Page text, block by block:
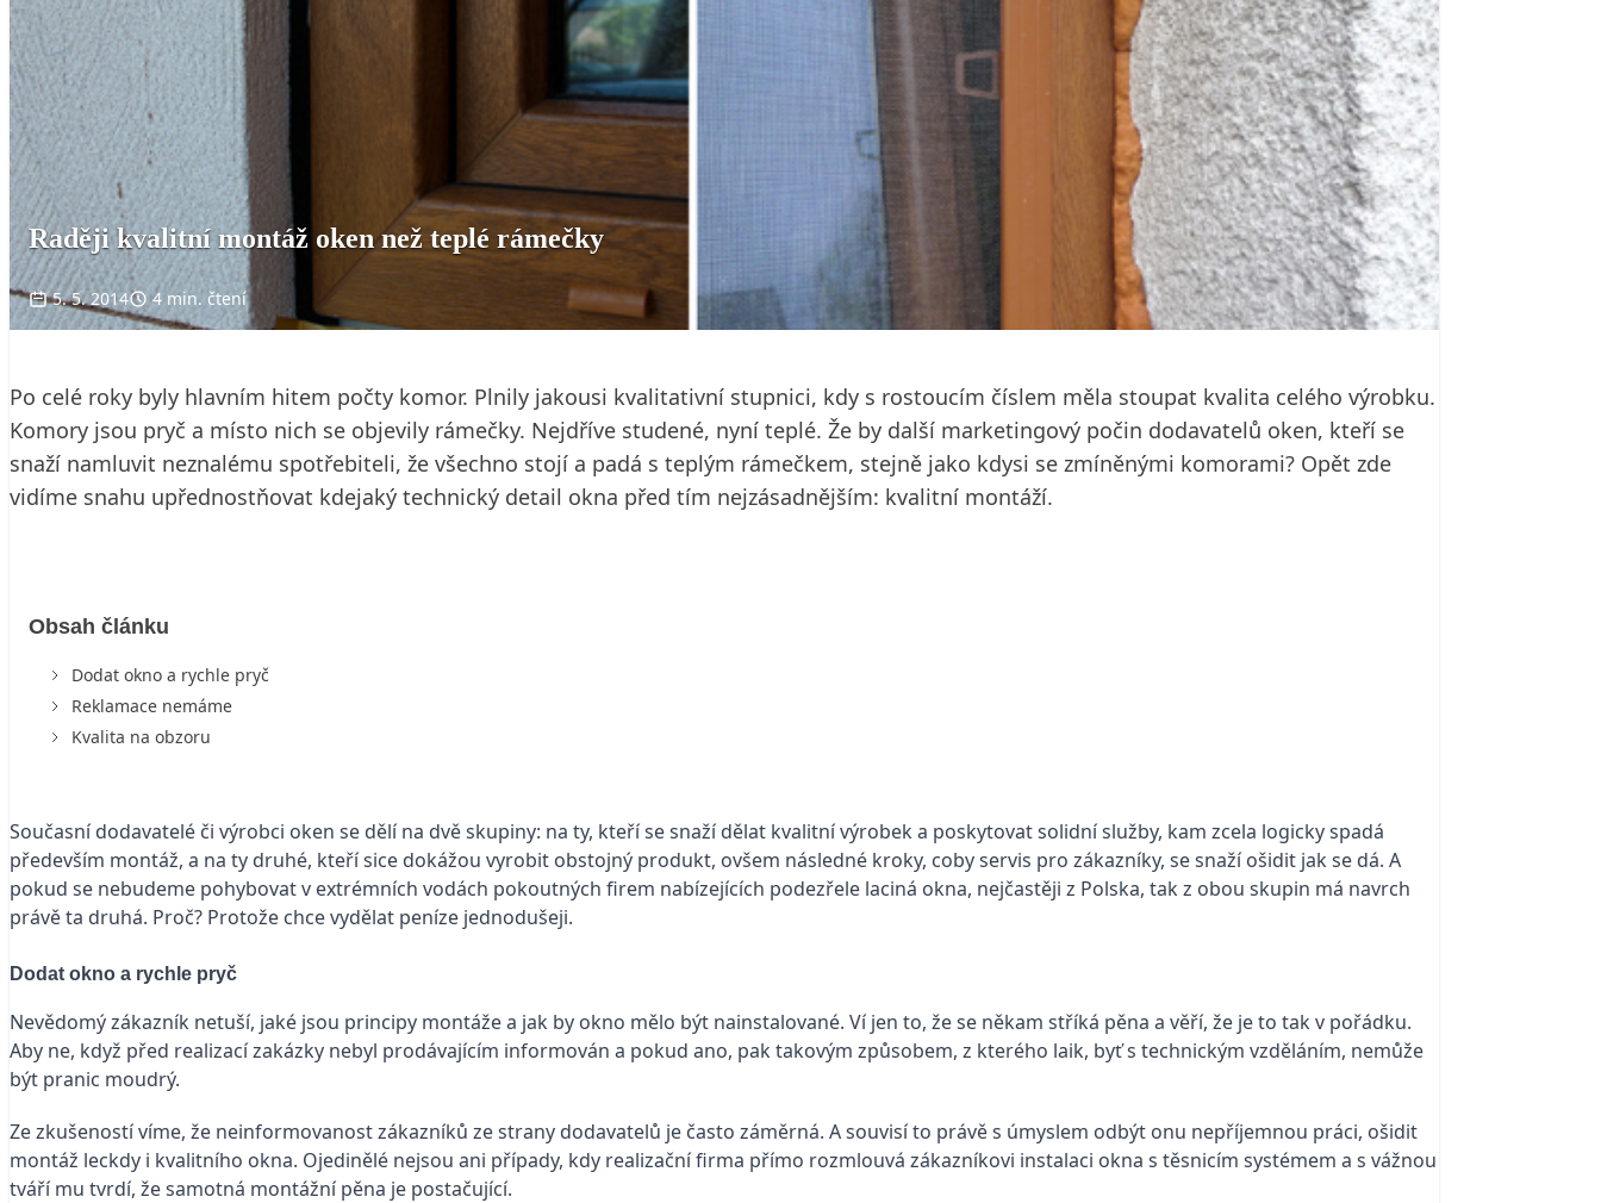
Raději kvalitní montáž oken než teplé rámečky
5. 5. 2014 4 min. čtení
Po celé roky byly hlavním hitem počty komor. Plnily jakousi kvalitativní stupnici, kdy s rostoucím číslem měla stoupat kvalita celého výrobku.
Komory jsou pryč a místo nich se objevily rámečky. Nejdříve studené, nyní teplé. Že by další marketingový počin dodavatelů oken, kteří se
snaží namluvit neznalému spotřebiteli, že všechno stojí a padá s teplým rámečkem, stejně jako kdysi se zmíněnými komorami? Opět zde
vidíme snahu upřednostňovat kdejaký technický detail okna před tím nejzásadnějším: kvalitní montáží.
Obsah článku
Dodat okno a rychle pryč
Reklamace nemáme
Kvalita na obzoru
Současní dodavatelé či výrobci oken se dělí na dvě skupiny: na ty, kteří se snaží dělat kvalitní výrobek a poskytovat solidní služby, kam zcela logicky spadá
především montáž, a na ty druhé, kteří sice dokážou vyrobit obstojný produkt, ovšem následné kroky, coby servis pro zákazníky, se snaží ošidit jak se dá. A
pokud se nebudeme pohybovat v extrémních vodách pokoutných firem nabízejících podezřele laciná okna, nejčastěji z Polska, tak z obou skupin má navrch
právě ta druhá. Proč? Protože chce vydělat peníze jednodušeji.
Dodat okno a rychle pryč
Nevědomý zákazník netuší, jaké jsou principy montáže a jak by okno mělo být nainstalované. Ví jen to, že se někam stříká pěna a věří, že je to tak v pořádku.
Aby ne, když před realizací zakázky nebyl prodávajícím informován a pokud ano, pak takovým způsobem, z kterého laik, byť s technickým vzděláním, nemůže
být pranic moudrý.
Ze zkušeností víme, že neinformovanost zákazníků ze strany dodavatelů je často záměrná. A souvisí to právě s úmyslem odbýt onu nepříjemnou práci, ošidit
montáž leckdy i kvalitního okna. Ojedinělé nejsou ani případy, kdy realizační firma přímo rozmlouvá zákazníkovi instalaci okna s těsnicím systémem a s vážnou
tváří mu tvrdí, že samotná montážní pěna je postačující.